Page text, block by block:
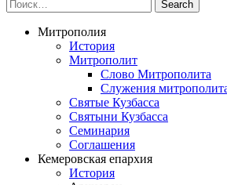
Митрополия
История
Митрополит
Слово Митрополита
Служения
Святые Кузбасса
Святыни Кузбасса
Семинария
Соглашения
Кемеровская епархия
История